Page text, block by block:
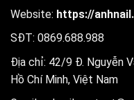
Website: https://
SĐT: 0869.688.988
Địa chỉ: 42/9 Đ. Nguyễn
Hồ Chí Minh, Việt Nam